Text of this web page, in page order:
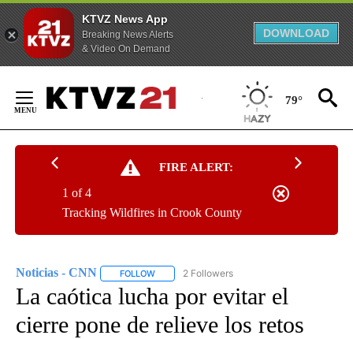
KTVZ News App
Breaking News Alerts
& Video On Demand
DOWNLOAD
Content
79°
FIRE ALERT:
Tracking Wildfires in Crook County
1 of 4
Noticias - CNN FOLLOW FOLLOW "NOTICIAS - CNN" TO RECEIVE
2 Followers
La caótica lucha por evitar el
cierre pone de relieve los retos